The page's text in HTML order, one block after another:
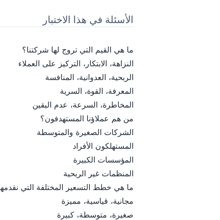
الأسئلة في هذا الاختبار
ما هي القيم التي تروج لها شركتنا؟
النزاهة، الابتكار، التركيز على العملاء
الربحية، العدوانية، المنافسة
المعرفة، القوة، السرية
المخاطرة، السرعة، عدم اليقين
من هم عملاؤنا المستهدفون؟
الشركات الصغيرة والمتوسطة
المستهلكون الأفراد
المؤسسات الكبيرة
المنظمات غير الربحية
ما هي خطط التسعير المختلفة التي
مجانية، قياسية، مميزة
صغيرة، متوسطة، كبيرة